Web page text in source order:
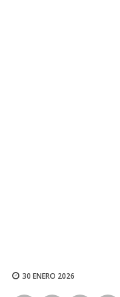
30 ENERO 2026